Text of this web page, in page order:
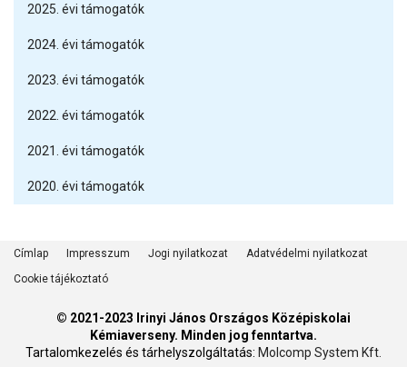
2025. évi támogatók
2024. évi támogatók
2023. évi támogatók
2022. évi támogatók
2021. évi támogatók
2020. évi támogatók
Címlap Impresszum Jogi nyilatkozat
Adatvédelmi nyilatkozat
Cookie tájékoztató
© 2021-2023 Irinyi János Országos Középiskolai
Kémiaverseny. Minden jog fenntartva.
Tartalomkezelés és tárhelyszolgáltatás: Molcomp System Kft.